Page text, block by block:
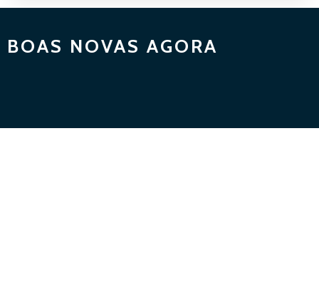
BOAS NOVAS AGORA